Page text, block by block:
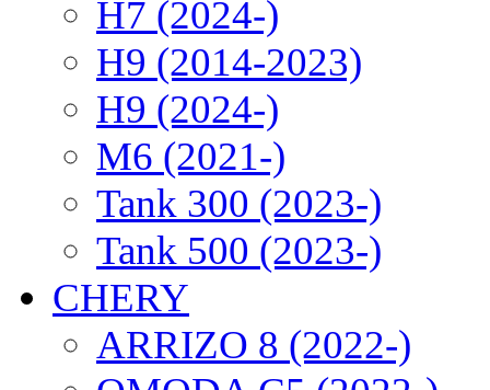
H7 (2024-)
H9 (2014-2023)
H9 (2024-)
M6 (2021-)
Tank 300 (2023-)
Tank 500 (2023-)
CHERY
ARRIZO 8 (2022-)